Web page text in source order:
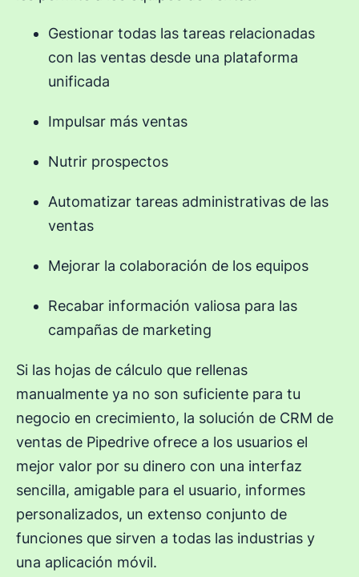
Gestionar todas las tareas relacionadas
con las ventas desde una plataforma
unificada
Impulsar más ventas
Nutrir prospectos
Automatizar tareas administrativas de las
ventas
Mejorar la colaboración de los equipos
Recabar información valiosa para las
campañas de marketing
Si las hojas de cálculo que rellenas
manualmente ya no son suficiente para tu
negocio en crecimiento, la solución de CRM de
ventas de Pipedrive ofrece a los usuarios el
mejor valor por su dinero con una interfaz
sencilla, amigable para el usuario, informes
personalizados, un extenso conjunto de
funciones que sirven a todas las industrias y
una aplicación móvil.